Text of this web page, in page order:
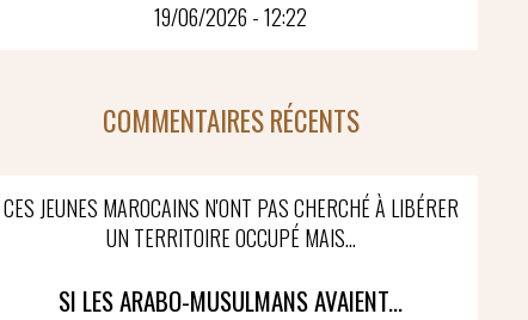
19/06/2026 - 12:22
COMMENTAIRES RÉCENTS
CES JEUNES MAROCAINS N'ONT PAS CHERCHÉ À LIBÉRER
UN TERRITOIRE OCCUPÉ MAIS...
SI LES ARABO-MUSULMANS AVAIENT...